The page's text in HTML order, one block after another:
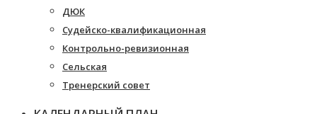
ДЮК
Судейско-квалификационная
Контрольно-ревизионная
Сельская
Тренерский совет